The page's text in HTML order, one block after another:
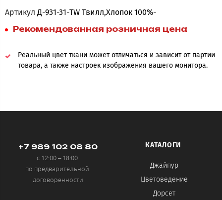
Артикул Д-931-31-TW Твилл,Хлопок 100%-
Рекомендованная розничная цена
Реальный цвет ткани может отличаться и зависит от партии
товара, а также настроек изображения вашего монитора.
+7 989 102 08 80
с 12:00 – 18:00
по предварительной
договоренности
КАТАЛОГИ
Джайпур
Цветоведение
Дорсет